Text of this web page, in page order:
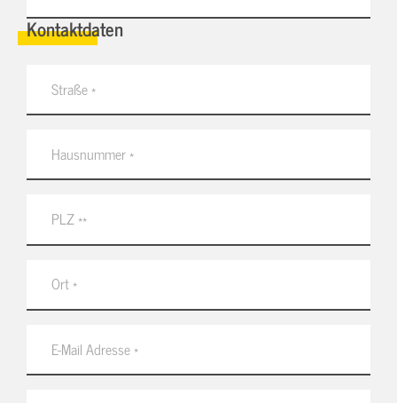
Kontaktdaten